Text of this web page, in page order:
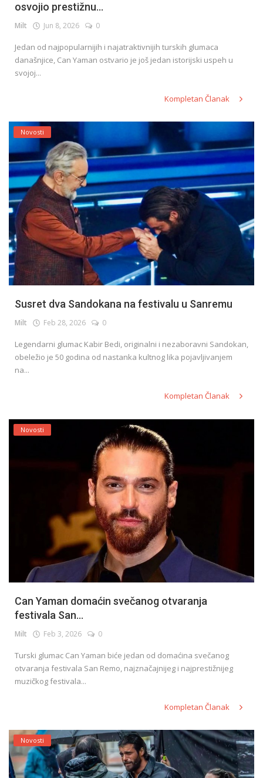
osvojio prestižnu...
Milt Jun 8, 2026 0
Jedan od najpopularnijih i najatraktivnijih turskih glumaca
današnjice, Can Yaman ostvario je još jedan istorijski uspeh u
svojoj...
Kompletan Članak
Novosti
Susret dva Sandokana na festivalu u Sanremu
Milt Feb 28, 2026 0
Legendarni glumac Kabir Bedi, originalni i nezaboravni Sandokan,
obeležio je 50 godina od nastanka kultnog lika pojavljivanjem
na...
Kompletan Članak
Novosti
Can Yaman domaćin svečanog otvaranja
festivala San...
Milt Feb 3, 2026 0
Turski glumac Can Yaman biće jedan od domaćina svečanog
otvaranja festivala San Remo, najznačajnijeg i najprestižnijeg
muzičkog festivala...
Kompletan Članak
Novosti